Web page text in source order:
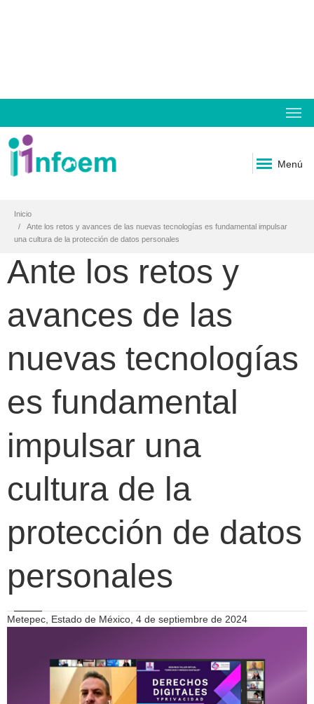
Menú
Inicio
Ante los retos y avances de las nuevas tecnologías es fundamental impulsar
una cultura de la protección de datos personales
Ante los retos y
avances de las
nuevas tecnologías
es fundamental
impulsar una
cultura de la
protección de datos
personales
Metepec, Estado de México, 4 de septiembre de 2024